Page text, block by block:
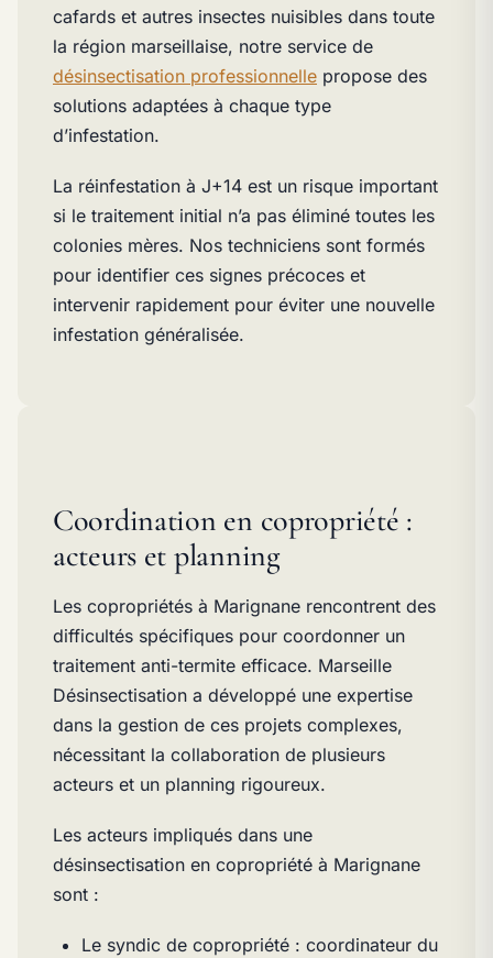
cafards et autres insectes nuisibles dans toute
la région marseillaise, notre service de
désinsectisation professionnelle propose des
solutions adaptées à chaque type
d’infestation.
La réinfestation à J+14 est un risque important
si le traitement initial n’a pas éliminé toutes les
colonies mères. Nos techniciens sont formés
pour identifier ces signes précoces et
intervenir rapidement pour éviter une nouvelle
infestation généralisée.
Coordination en copropriété :
acteurs et planning
Les copropriétés à Marignane rencontrent des
difficultés spécifiques pour coordonner un
traitement anti-termite efficace. Marseille
Désinsectisation a développé une expertise
dans la gestion de ces projets complexes,
nécessitant la collaboration de plusieurs
acteurs et un planning rigoureux.
Les acteurs impliqués dans une
désinsectisation en copropriété à Marignane
sont :
Le syndic de copropriété : coordinateur du